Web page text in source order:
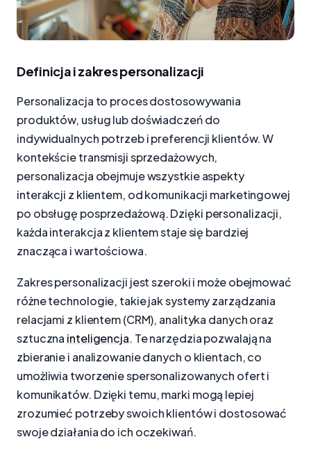
Definicja i zakres personalizacji
Personalizacja to proces dostosowywania
produktów, usług lub doświadczeń do
indywidualnych potrzeb i preferencji klientów. W
kontekście transmisji sprzedażowych,
personalizacja obejmuje wszystkie aspekty
interakcji z klientem, od komunikacji marketingowej
po obsługę posprzedażową. Dzięki personalizacji,
każda interakcja z klientem staje się bardziej
znacząca i wartościowa.
Zakres personalizacji jest szeroki i może obejmować
różne technologie, takie jak systemy zarządzania
relacjami z klientem (CRM), analityka danych oraz
sztuczna inteligencja. Te narzędzia pozwalają na
zbieranie i analizowanie danych o klientach, co
umożliwia tworzenie spersonalizowanych ofert i
komunikatów. Dzięki temu, marki mogą lepiej
zrozumieć potrzeby swoich klientów i dostosować
swoje działania do ich oczekiwań.